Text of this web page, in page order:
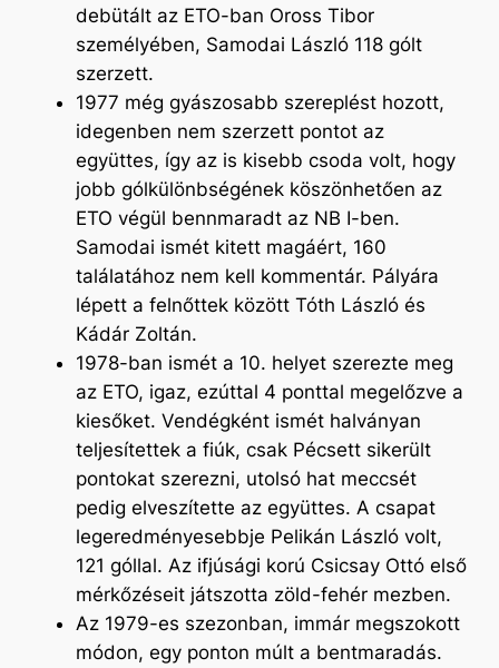
debütált az ETO-ban Oross Tibor
személyében, Samodai László 118 gólt
szerzett.
1977 még gyászosabb szereplést hozott,
idegenben nem szerzett pontot az
együttes, így az is kisebb csoda volt, hogy
jobb gólkülönbségének köszönhetően az
ETO végül bennmaradt az NB I-ben.
Samodai ismét kitett magáért, 160
találatához nem kell kommentár. Pályára
lépett a felnőttek között Tóth László és
Kádár Zoltán.
1978-ban ismét a 10. helyet szerezte meg
az ETO, igaz, ezúttal 4 ponttal megelőzve a
kiesőket. Vendégként ismét halványan
teljesítettek a fiúk, csak Pécsett sikerült
pontokat szerezni, utolsó hat meccsét
pedig elveszítette az együttes. A csapat
legeredményesebbje Pelikán László volt,
121 góllal. Az ifjúsági korú Csicsay Ottó első
mérkőzéseit játszotta zöld-fehér mezben.
Az 1979-es szezonban, immár megszokott
módon, egy ponton múlt a bentmaradás.